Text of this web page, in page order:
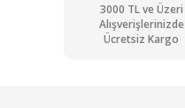
3000 TL ve Üzeri
Alışverişlerinizde
Ücretsiz Kargo